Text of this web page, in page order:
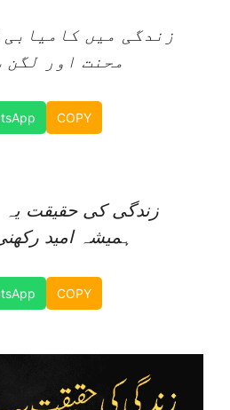
زندگی میں
محنت اور لگن
COPY
زندگی کی حقیقت
ہمیشہ امید
COPY